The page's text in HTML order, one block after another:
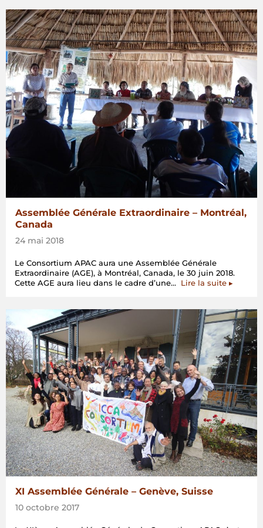
Manille,
les
Philippines »
Assemblée Générale Extraordinaire – Montréal,
Canada
24 mai 2018
Le Consortium APAC aura une Assemblée Générale
Extraordinaire (AGE), à Montréal, Canada, le 30 juin 2018.
Cette AGE aura lieu dans le cadre d’une… Lire la suite«
–
Montréal,
Canada »
▸
XI Assemblée Générale – Genève, Suisse
10 octobre 2017